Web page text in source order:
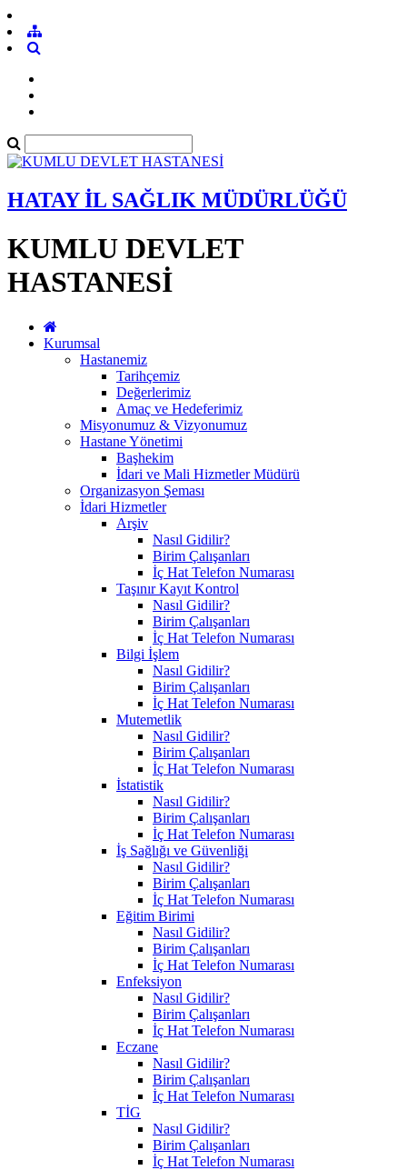
HATAY İL SAĞLIK MÜDÜRLÜĞÜ
KUMLU DEVLET
HASTANESİ
Kurumsal
Hastanemiz
Tarihçemiz
Değerlerimiz
Amaç ve Hedeferimiz
Misyonumuz & Vizyonumuz
Hastane Yönetimi
Başhekim
İdari ve Mali Hizmetler Müdürü
Organizasyon Şeması
İdari Hizmetler
Arşiv
Nasıl Gidilir?
Birim Çalışanları
İç Hat Telefon Numarası
Taşınır Kayıt Kontrol
Nasıl Gidilir?
Birim Çalışanları
İç Hat Telefon Numarası
Bilgi İşlem
Nasıl Gidilir?
Birim Çalışanları
İç Hat Telefon Numarası
Mutemetlik
Nasıl Gidilir?
Birim Çalışanları
İç Hat Telefon Numarası
İstatistik
Nasıl Gidilir?
Birim Çalışanları
İç Hat Telefon Numarası
İş Sağlığı ve Güvenliği
Nasıl Gidilir?
Birim Çalışanları
İç Hat Telefon Numarası
Eğitim Birimi
Nasıl Gidilir?
Birim Çalışanları
İç Hat Telefon Numarası
Enfeksiyon
Nasıl Gidilir?
Birim Çalışanları
İç Hat Telefon Numarası
Eczane
Nasıl Gidilir?
Birim Çalışanları
İç Hat Telefon Numarası
TİG
Nasıl Gidilir?
Birim Çalışanları
İç Hat Telefon Numarası